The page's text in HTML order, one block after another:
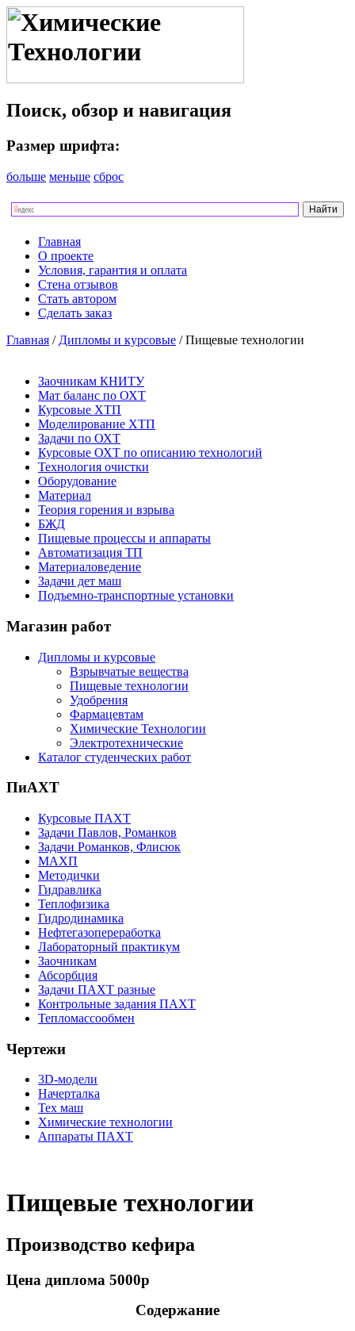
Поиск, обзор и навигация
Размер шрифта:
больше меньше сброс
Главная
О проекте
Условия, гарантия и оплата
Стена отзывов
Стать автором
Сделать заказ
Главная / Дипломы и курсовые / Пищевые технологии
Заочникам КНИТУ
Мат баланс по ОХТ
Курсовые ХТП
Моделирование ХТП
Задачи по ОХТ
Курсовые ОХТ по описанию технологий
Технология очистки
Оборудование
Материал
Теория горения и взрыва
БЖД
Пищевые процессы и аппараты
Автоматизация ТП
Материаловедение
Задачи дет маш
Подъемно-транспортные установки
Магазин работ
Дипломы и курсовые
Взрывчатые вещества
Пищевые технологии
Удобрения
Фармацевтам
Химические Технологии
Электротехнические
Каталог студенческих работ
ПиАХТ
Курсовые ПАХТ
Задачи Павлов, Романков
Задачи Романков, Флисюк
МАХП
Методички
Гидравлика
Теплофизика
Гидродинамика
Нефтегазопереработка
Лабораторный практикум
Заочникам
Абсорбция
Задачи ПАХТ разные
Контрольные задания ПАХТ
Тепломассообмен
Чертежи
3D-модели
Начерталка
Тех маш
Химические технологии
Аппараты ПАХТ
Пищевые технологии
Производство кефира
Цена диплома 5000р
Содержание